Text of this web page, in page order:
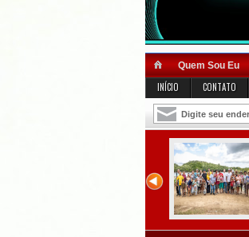
Quem Sou Eu
INÍCIO CONTATO